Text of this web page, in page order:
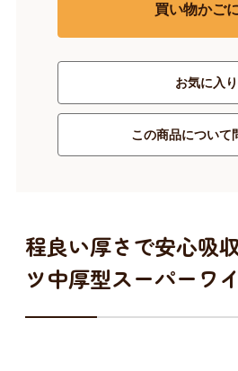
買い物かご
お気に入
この商品について
程良い厚さで安心吸
ツ中厚型スーパーワ